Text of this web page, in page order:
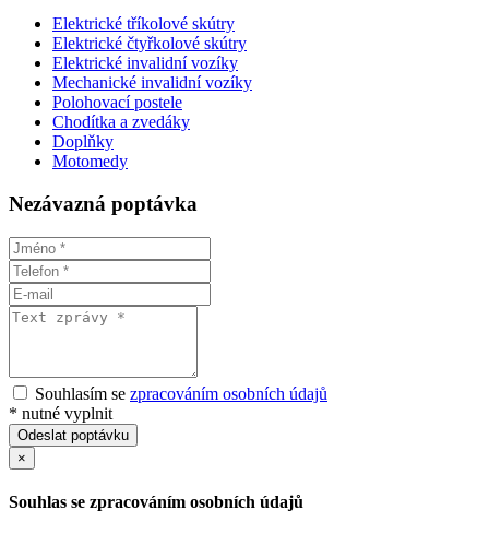
Elektrické tříkolové skútry
Elektrické čtyřkolové skútry
Elektrické invalidní vozíky
Mechanické invalidní vozíky
Polohovací postele
Chodítka a zvedáky
Doplňky
Motomedy
Nezávazná poptávka
Souhlasím se zpracováním osobních údajů
* nutné vyplnit
Odeslat poptávku
×
Souhlas se zpracováním osobních údajů